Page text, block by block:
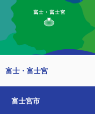
富士・富士宮
富士宮市